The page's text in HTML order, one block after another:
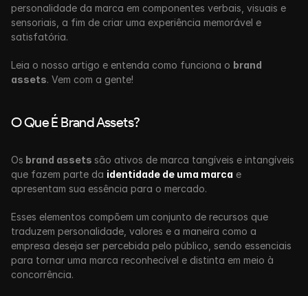
personalidade da marca em componentes verbais, visuais e
sensoriais, a fim de criar uma experiência memorável e
satisfatória.
Leia o nosso artigo e entenda como funciona o brand
assets. Vem com a gente!
O Que É Brand Assets?
Os brand assets são ativos de marca tangíveis e intangíveis
que fazem parte da identidade de uma marca e
apresentam sua essência para o mercado.
Esses elementos compõem um conjunto de recursos que
traduzem personalidade, valores e a maneira como a
empresa deseja ser percebida pelo público, sendo essenciais
para tornar uma marca reconhecível e distinta em meio à
concorrência.